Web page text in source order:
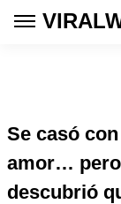
Se casó
amor… pero
descubrió